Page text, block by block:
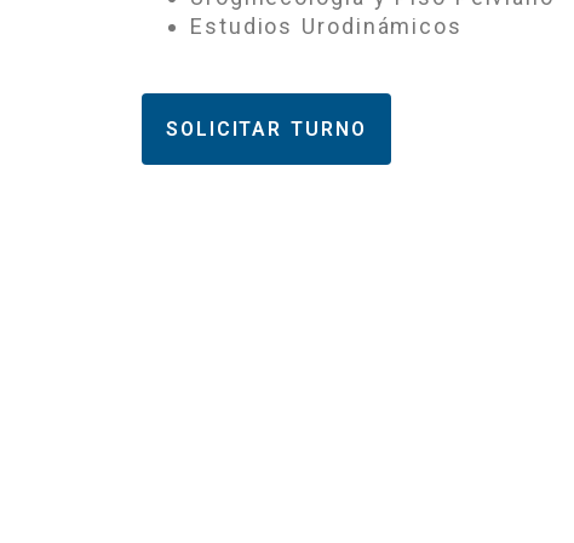
Estudios Urodinámicos
SOLICITAR TURNO